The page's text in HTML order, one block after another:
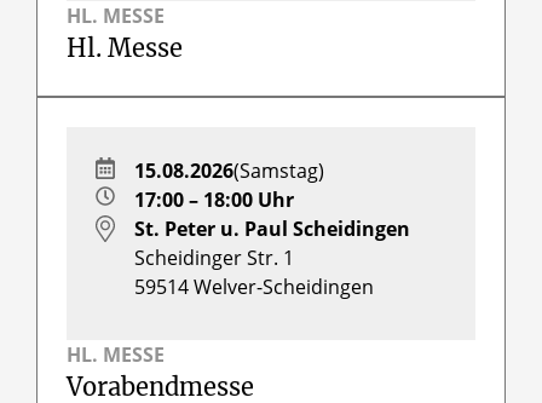
HL. MESSE
Hl. Messe
HL. MESSE
Vorabendmesse
15.08.2026(Samstag)
17:00 – 18:00 Uhr
St. Peter u. Paul Scheidingen
Scheidinger Str. 1
59514Welver-Scheidingen